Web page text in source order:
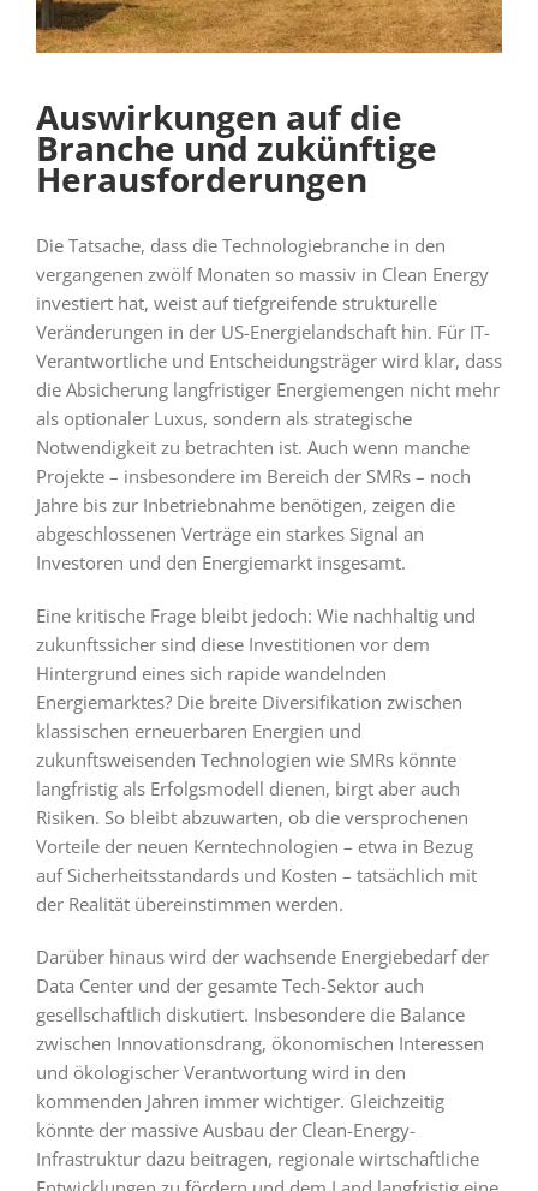
Auswirkungen auf die
Branche und zukünftige
Herausforderungen
Die Tatsache, dass die Technologiebranche in den
vergangenen zwölf Monaten so massiv in Clean Energy
investiert hat, weist auf tiefgreifende strukturelle
Veränderungen in der US-Energielandschaft hin. Für IT-
Verantwortliche und Entscheidungsträger wird klar, dass
die Absicherung langfristiger Energiemengen nicht mehr
als optionaler Luxus, sondern als strategische
Notwendigkeit zu betrachten ist. Auch wenn manche
Projekte – insbesondere im Bereich der SMRs – noch
Jahre bis zur Inbetriebnahme benötigen, zeigen die
abgeschlossenen Verträge ein starkes Signal an
Investoren und den Energiemarkt insgesamt.
Eine kritische Frage bleibt jedoch: Wie nachhaltig und
zukunftssicher sind diese Investitionen vor dem
Hintergrund eines sich rapide wandelnden
Energiemarktes? Die breite Diversifikation zwischen
klassischen erneuerbaren Energien und
zukunftsweisenden Technologien wie SMRs könnte
langfristig als Erfolgsmodell dienen, birgt aber auch
Risiken. So bleibt abzuwarten, ob die versprochenen
Vorteile der neuen Kerntechnologien – etwa in Bezug
auf Sicherheitsstandards und Kosten – tatsächlich mit
der Realität übereinstimmen werden.
Darüber hinaus wird der wachsende Energiebedarf der
Data Center und der gesamte Tech-Sektor auch
gesellschaftlich diskutiert. Insbesondere die Balance
zwischen Innovationsdrang, ökonomischen Interessen
und ökologischer Verantwortung wird in den
kommenden Jahren immer wichtiger. Gleichzeitig
könnte der massive Ausbau der Clean-Energy-
Infrastruktur dazu beitragen, regionale wirtschaftliche